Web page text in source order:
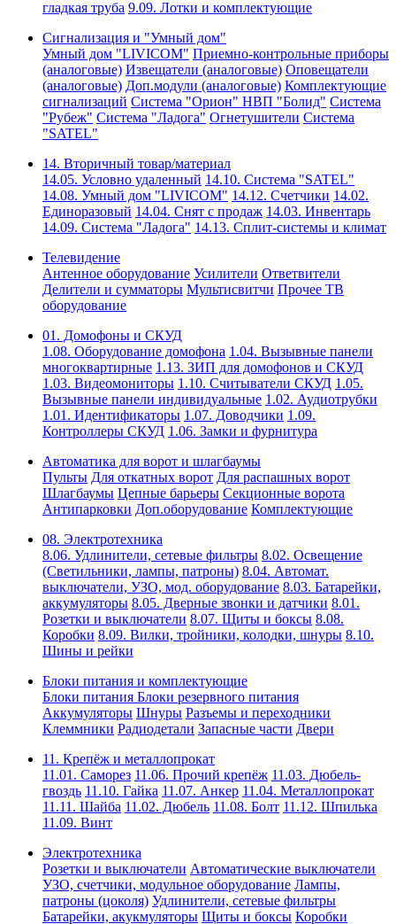
гладкая труба 9.09. Лотки и комплектующие
Сигнализация и "Умный дом"
Умный дом "LIVICOM" Приемно-контрольные приборы
(аналоговые) Извещатели (аналоговые) Оповещатели
(аналоговые) Доп.модули (аналоговые) Комплектующие
сигнализаций Система "Орион" НВП "Болид" Система
"Рубеж" Система "Ладога" Огнетушители Система
"SATEL"
14. Вторичный товар/материал
14.05. Условно удаленный 14.10. Система "SATEL"
14.08. Умный дом "LIVICOM" 14.12. Счетчики 14.02.
Единоразовый 14.04. Снят с продаж 14.03. Инвентарь
14.09. Система "Ладога" 14.13. Сплит-системы и климат
Телевидение
Антенное оборудование Усилители Ответвители
Делители и сумматоры Мультисвитчи Прочее ТВ
оборудование
01. Домофоны и СКУД
1.08. Оборудование домофона 1.04. Вызывные панели
многоквартирные 1.13. ЗИП для домофонов и СКУД
1.03. Видеомониторы 1.10. Считыватели СКУД 1.05.
Вызывные панели индивидуальные 1.02. Аудиотрубки
1.01. Идентификаторы 1.07. Доводчики 1.09.
Контроллеры СКУД 1.06. Замки и фурнитура
Автоматика для ворот и шлагбаумы
Пульты Для откатных ворот Для распашных ворот
Шлагбаумы Цепные барьеры Секционные ворота
Антипарковки Доп.оборудование Комплектующие
08. Электротехника
8.06. Удлинители, сетевые фильтры 8.02. Освещение
(Светильники, лампы, патроны) 8.04. Автомат.
выключатели, УЗО, мод. оборудование 8.03. Батарейки,
аккумуляторы 8.05. Дверные звонки и датчики 8.01.
Розетки и выключатели 8.07. Щиты и боксы 8.08.
Коробки 8.09. Вилки, тройники, колодки, шнуры 8.10.
Шины и рейки
Блоки питания и комплектующие
Блоки питания Блоки резервного питания
Аккумуляторы Шнуры Разъемы и переходники
Клеммники Радиодетали Запасные части Двери
11. Крепёж и металлопрокат
11.01. Саморез 11.06. Прочий крепёж 11.03. Дюбель-
гвоздь 11.10. Гайка 11.07. Анкер 11.04. Металлопрокат
11.11. Шайба 11.02. Дюбель 11.08. Болт 11.12. Шпилька
11.09. Винт
Электротехника
Розетки и выключатели Автоматические выключатели
УЗО, счетчики, модульное оборудование Лампы,
патроны (цоколя) Удлинители, сетевые фильтры
Батарейки, акукмуляторы Щиты и боксы Коробки